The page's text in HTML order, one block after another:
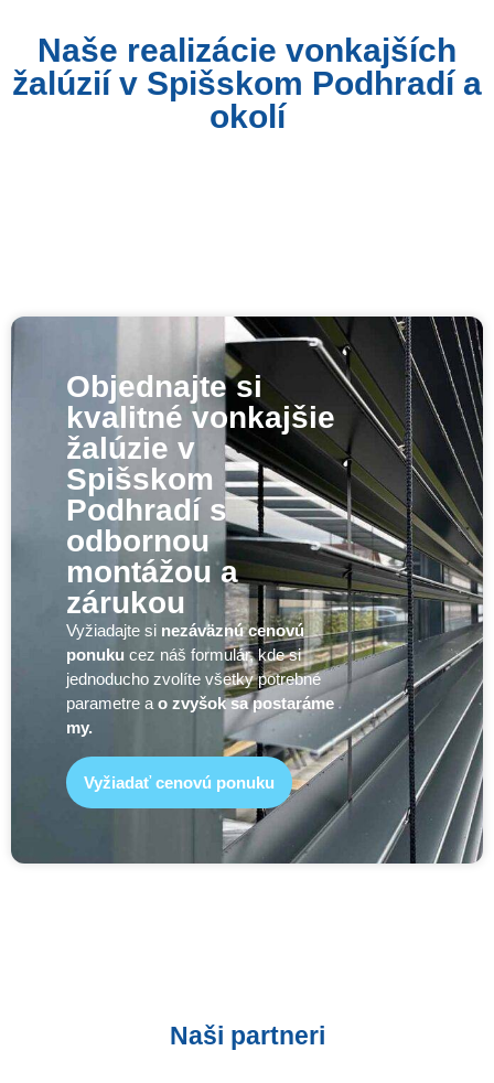
Naše realizácie vonkajších
žalúzií v Spišskom Podhradí a
okolí
Objednajte si
kvalitné vonkajšie
žalúzie v
Spišskom
Podhradí s
odbornou
montážou a
zárukou
Vyžiadajte si nezáväznú cenovú
ponuku cez náš formulár, kde si
jednoducho zvolíte všetky potrebné
parametre ao zvyšok sa postaráme
my.
Vyžiadať cenovú ponuku
Naši partneri